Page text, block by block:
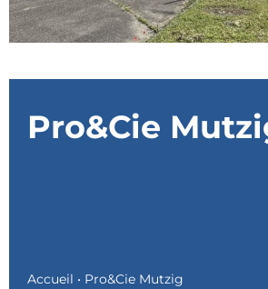
Pro&Cie
Accueil • Pro&Cie Mutzig